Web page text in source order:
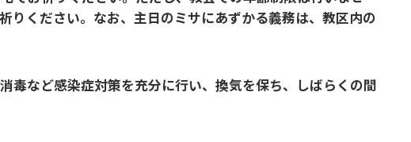
りください。なお、主日のミサにあずかる義務は、教区内の
毒など感染症対策を充分に行い、換気を保ち、しばらくの間